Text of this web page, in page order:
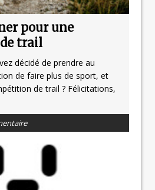
pour une
trail
décidé de prendre au
de faire plus de sport, et
de trail ? Félicitations,